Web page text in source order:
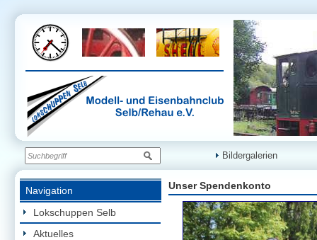
Bildergalerien
Navigation
Lokschuppen Selb
Aktuelles
Unser Spendenkonto